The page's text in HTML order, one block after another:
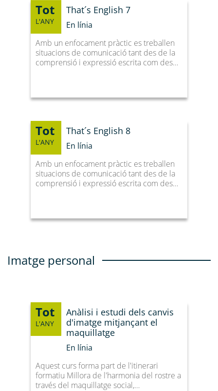
Tot
L'ANY
That´s English 7
En línia
Amb un enfocament pràctic es treballen
situacions de comunicació tant des de la
comprensió i expressió escrita com des…
Tot
L'ANY
That´s English 8
En línia
Amb un enfocament pràctic es treballen
situacions de comunicació tant des de la
comprensió i expressió escrita com des…
Imatge personal
Tot
L'ANY
Anàlisi i estudi dels canvis
d'imatge mitjançant el
maquillatge
En línia
Aquest curs forma part de l'itinerari
formatiu Millora de l'harmonia del rostre a
través del maquillatge social,…